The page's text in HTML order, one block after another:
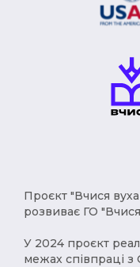
рухи
історичні твори (1)
XVст. (1)
винаходи (1)
Проєкт "Вчися
розвиває ГО
У 2024 проєкт
межах співпраці з